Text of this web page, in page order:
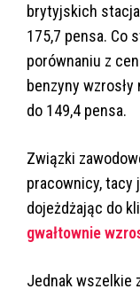
brytyjskich
175,7 pensa. Co
porównaniu z
benzyny
do 149,4 pensa.
Związki
pracownicy, tacy
dojeżdżając do
gwałtownie
Jednak wszelkie